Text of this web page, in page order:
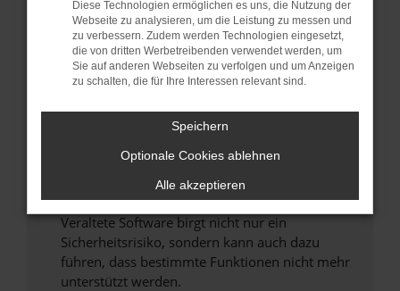
können das Laden bestimmter Seiten
verhindern. Funktioniert die Seite in einem
anderen Browser oder in einem privaten
Fenster?
Das kann manchmal helfen, vorübergehende
Probleme zu beheben.
Stelle sicher, dass dein Browser und dein
Betriebssystem auf dem neuesten Stand
sind.
Veraltete Software birgt nicht nur ein
Sicherheitsrisiko, sondern kann auch dazu
führen, dass bestimmte Funktionen nicht mehr
unterstützt werden.
Diese Technologien ermöglichen es uns, die Nutzung der
Webseite zu analysieren, um die Leistung zu messen und
zu verbessern. Zudem werden Technologien eingesetzt,
die von dritten Werbetreibenden verwendet werden, um
Sie auf anderen Webseiten zu verfolgen und um Anzeigen
zu schalten, die für Ihre Interessen relevant sind.
Speichern
Optionale Cookies ablehnen
Alle akzeptieren